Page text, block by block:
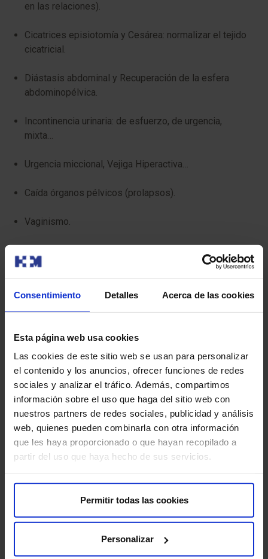
Consentimiento Detalles Acerca de las cookies
Esta página web usa cookies
Las cookies de este sitio web se usan para personalizar
el contenido y los anuncios, ofrecer funciones de redes
sociales y analizar el tráfico. Además, compartimos
información sobre el uso que haga del sitio web con
nuestros partners de redes sociales, publicidad y análisis
web, quienes pueden combinarla con otra información
que les haya proporcionado o que hayan recopilado a
partir del uso que haya hecho de sus servicios.
Permitir todas las cookies
Personalizar
en las relaciones).
Cicatrices episiotomía y Cesárea: normalizar el tejido
cicatricial.
Diástasis abdominal y Recuperación de la esfera
abdominopélvica.
Incontinencia urinaria: de esfuerzo, de urgencia,
mixta…
Urgencia miccional, Vejiga Hiperactiva…
Caída órganos pélvicos (prolapsos).
Vaginismo.
Incontinencia gases / Incontinencia fecal.
Dolor pélvico crónico (cistitis intersticial…).
Enfermedades neurológicas.
Dificultad vaciado vejiga.
Cirugías y Cicatrices fibrosas.
Coxigodinias.
Hombres
Disfunciones sexuales.